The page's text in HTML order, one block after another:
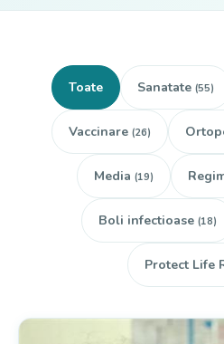
Toate Sanatate (55)
Vaccinare (26)
Media (19)
Boli infectioase (18)
Protect Life